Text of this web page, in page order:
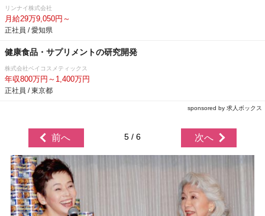
リンナイ株式会社
月給29万9,050円～
正社員 / 愛知県
健康食品・サプリメントの研究開発
株式会社ベイコスメティックス
年収800万円～1,400万円
正社員 / 東京都
sponsored by 求人ボックス
前へ 5 / 6 次へ